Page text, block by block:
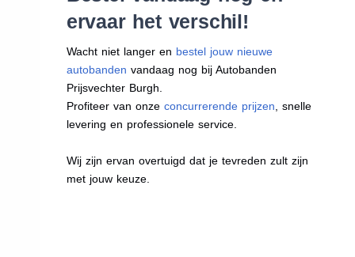
ervaar het verschil!
Wacht niet langer en bestel jouw nieuwe
autobanden vandaag nog bij Autobanden
Prijsvechter Burgh.
Profiteer van onze concurrerende prijzen , snelle
levering en professionele service.
Wij zijn ervan overtuigd dat je tevreden zult zijn
met jouw keuze.